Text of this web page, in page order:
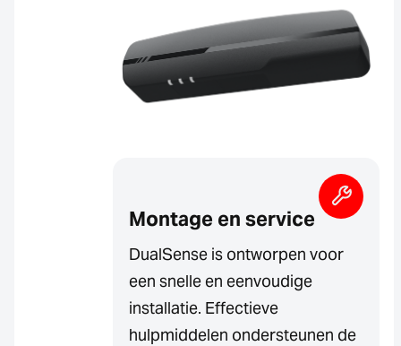
Montage en service
DualSense is ontworpen voor
een snelle en eenvoudige
installatie. Effectieve
hulpmiddelen ondersteunen de